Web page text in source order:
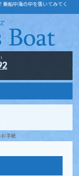
船中海の中を覗いてみてく
手紙